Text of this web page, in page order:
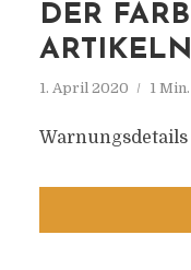
DER
1. April 2020 1
Warnungsdetails